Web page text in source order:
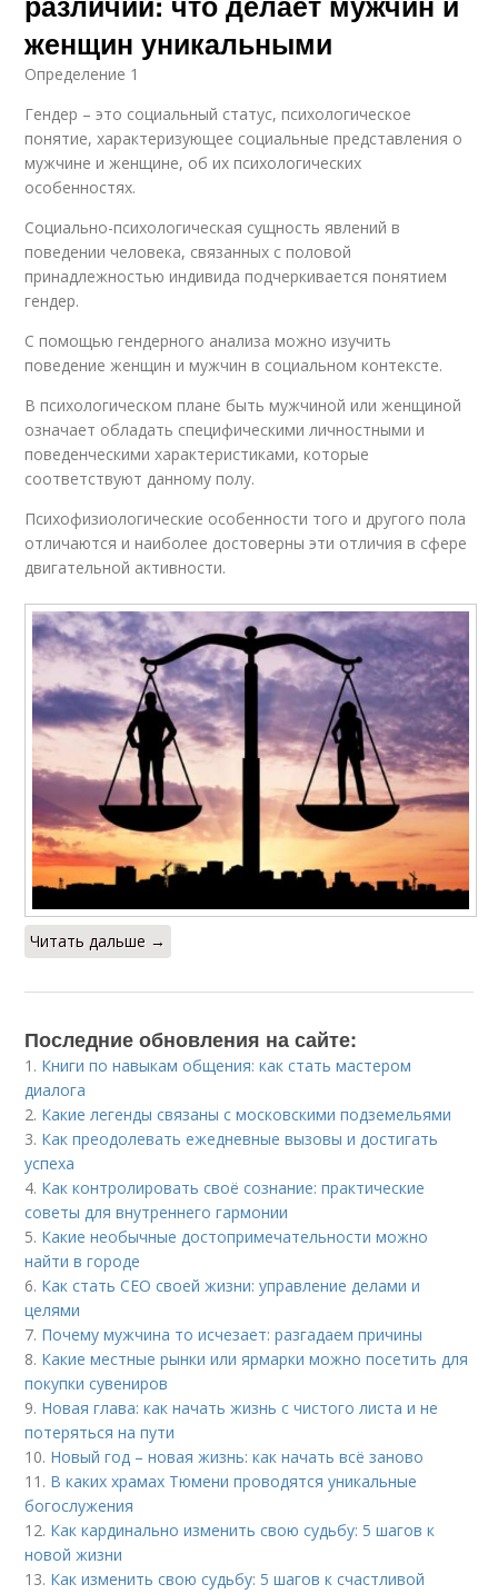
женщин уникальными
Определение 1
Гендер – это социальный статус, психологическое
понятие, характеризующее социальные представления о
мужчине и женщине, об их психологических
особенностях.
Социально-психологическая сущность явлений в
поведении человека, связанных с половой
принадлежностью индивида подчеркивается понятием
гендер.
С помощью гендерного анализа можно изучить
поведение женщин и мужчин в социальном контексте.
В психологическом плане быть мужчиной или женщиной
означает обладать специфическими личностными и
поведенческими характеристиками, которые
соответствуют данному полу.
Психофизиологические особенности того и другого пола
отличаются и наиболее достоверны эти отличия в сфере
двигательной активности.
Читать дальше →
Последние обновления на сайте:
1. Книги по навыкам общения: как стать мастером
диалога
2. Какие легенды связаны с московскими подземельями
3. Как преодолевать ежедневные вызовы и достигать
успеха
4. Как контролировать своё сознание: практические
советы для внутреннего гармонии
5. Какие необычные достопримечательности можно
найти в городе
6. Как стать СЕО своей жизни: управление делами и
целями
7. Почему мужчина то исчезает: разгадаем причины
8. Какие местные рынки или ярмарки можно посетить для
покупки сувениров
9. Новая глава: как начать жизнь с чистого листа и не
потеряться на пути
10. Новый год – новая жизнь: как начать всё заново
11. В каких храмах Тюмени проводятся уникальные
богослужения
12. Как кардинально изменить свою судьбу: 5 шагов к
новой жизни
13. Как изменить свою судьбу: 5 шагов к счастливой